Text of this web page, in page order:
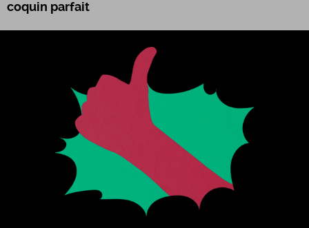
coquin parfait